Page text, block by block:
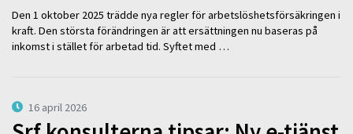
Den 1 oktober 2025 trädde nya regler för arbetslöshetsförsäkringen i
kraft. Den största förändringen är att ersättningen nu baseras på
inkomst i stället för arbetad tid. Syftet med …
16 april 2026